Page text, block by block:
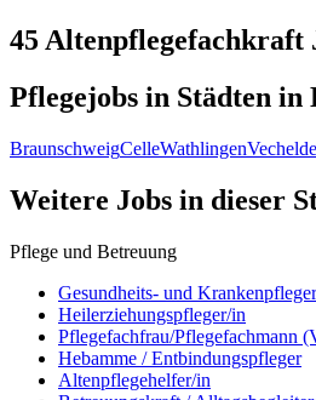
45 Altenpflegefachkraft
Pflegejobs in Städten in
BraunschweigCelleWathlingenVechelde
Weitere Jobs in dieser
Pflege und Betreuung
Gesundheits- und
Heilerziehungspfleger/in
Pflegefachfrau/Pflegefachmann
Hebamme / Entbindungspfleger
Altenpflegehelfer/in